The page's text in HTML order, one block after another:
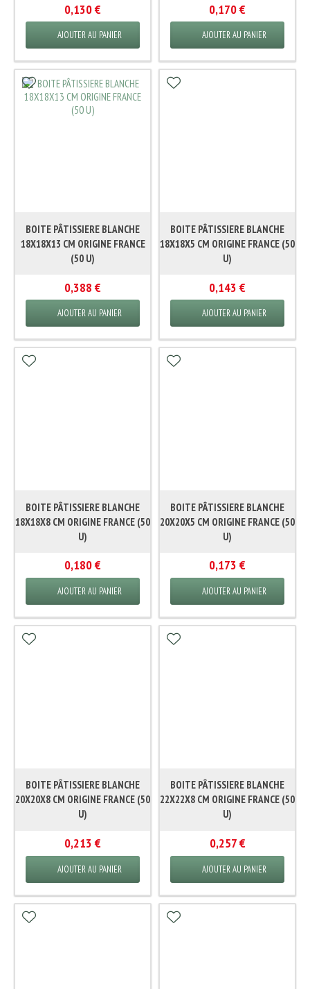
0,130 €
AJOUTER AU PANIER
0,170 €
AJOUTER AU PANIER
BOITE PÂTISSIERE BLANCHE
18X18X13 CM ORIGINE FRANCE
(50 U)
0,388 €
AJOUTER AU PANIER
BOITE PÂTISSIERE BLANCHE
18X18X5 CM ORIGINE FRANCE (50
U)
0,143 €
AJOUTER AU PANIER
BOITE PÂTISSIERE BLANCHE
18X18X8 CM ORIGINE FRANCE (50
U)
0,180 €
AJOUTER AU PANIER
BOITE PÂTISSIERE BLANCHE
20X20X5 CM ORIGINE FRANCE (50
U)
0,173 €
AJOUTER AU PANIER
BOITE PÂTISSIERE BLANCHE
20X20X8 CM ORIGINE FRANCE (50
U)
0,213 €
AJOUTER AU PANIER
BOITE PÂTISSIERE BLANCHE
22X22X8 CM ORIGINE FRANCE (50
U)
0,257 €
AJOUTER AU PANIER